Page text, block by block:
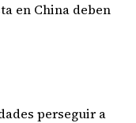
en China deben
perseguir a